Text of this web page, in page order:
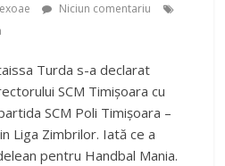
Niciun comentariu
Turda s-a declarat
SCM Timișoara cu
SCM Poli Timișoara –
Liga Zimbrilor. Iată ce a
pentru Handbal Mania.